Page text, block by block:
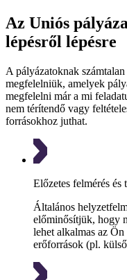
Az Uniós
lépésről lépésre
A pályázatoknak
megfelelniük, amelyek
megfelelni már a mi
nem térítendő vagy
forrásokhoz juthat.
Előzetes felmérés és
Általános
előminősítjük, hogy
lehet alkalmas az
erőforrások (pl.